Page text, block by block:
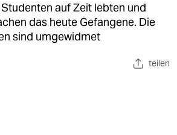
auf Zeit lebten und
das heute Gefangene. Die
sind umgewidmet
teilen